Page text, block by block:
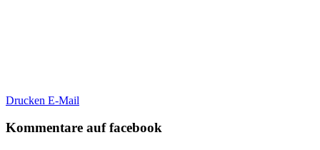
Drucken E-Mail
Kommentare auf facebook